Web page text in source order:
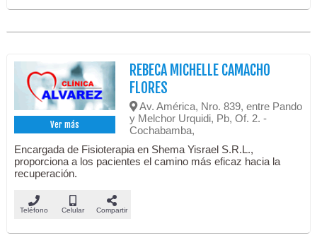
Ver más
REBECA MICHELLE CAMACHO
FLORES
Av. América, Nro. 839, entre Pando
y Melchor Urquidi, Pb, Of. 2. -
Cochabamba,
Encargada de Fisioterapia en Shema Yisrael S.R.L.,
proporciona a los pacientes el camino más eficaz hacia la
recuperación.
Teléfono Celular Compartir